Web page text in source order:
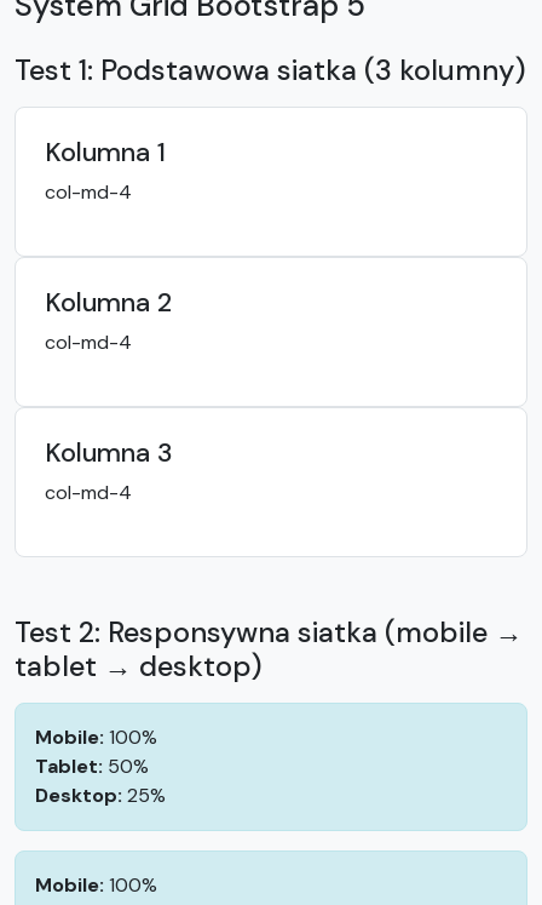
Test 1: Podstawowa siatka (3 kolumny)
Kolumna 1
col-md-4
Kolumna 2
col-md-4
Kolumna 3
col-md-4
Test 2: Responsywna siatka (mobile →
tablet → desktop)
Mobile: 100%
Tablet: 50%
Desktop: 25%
Mobile: 100%